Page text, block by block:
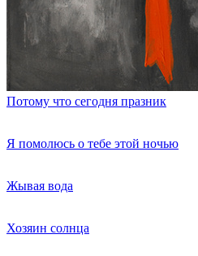
Потому что сегодня празник
Я помолюсь о тебе этой ночью
Жывая вода
Хозяин солнца